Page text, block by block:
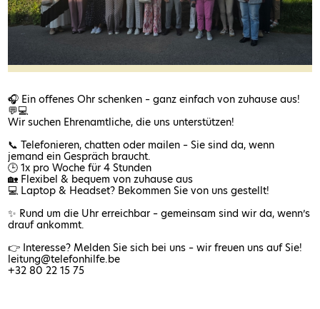
🎧 Ein offenes Ohr schenken – ganz einfach von zuhause aus!
💬💻
Wir suchen Ehrenamtliche, die uns unterstützen!
📞 Telefonieren, chatten oder mailen – Sie sind da, wenn
jemand ein Gespräch braucht.
🕒 1x pro Woche für 4 Stunden
🏡 Flexibel & bequem von zuhause aus
💻 Laptop & Headset? Bekommen Sie von uns gestellt!
✨ Rund um die Uhr erreichbar – gemeinsam sind wir da, wenn’s
drauf ankommt.
👉 Interesse? Melden Sie sich bei uns – wir freuen uns auf Sie!
leitung@telefonhilfe.be
+32 80 22 15 75